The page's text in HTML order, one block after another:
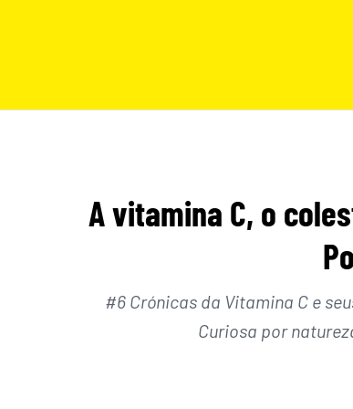
A vitamina C, o
#6 Crónicas da Vitamina C e
Curiosa por